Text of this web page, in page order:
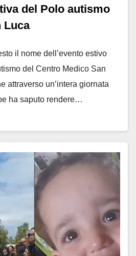
del Polo autismo
Luca
il nome dell’evento estivo
del Centro Medico San
attraverso un’intera giornata
ha saputo rendere…